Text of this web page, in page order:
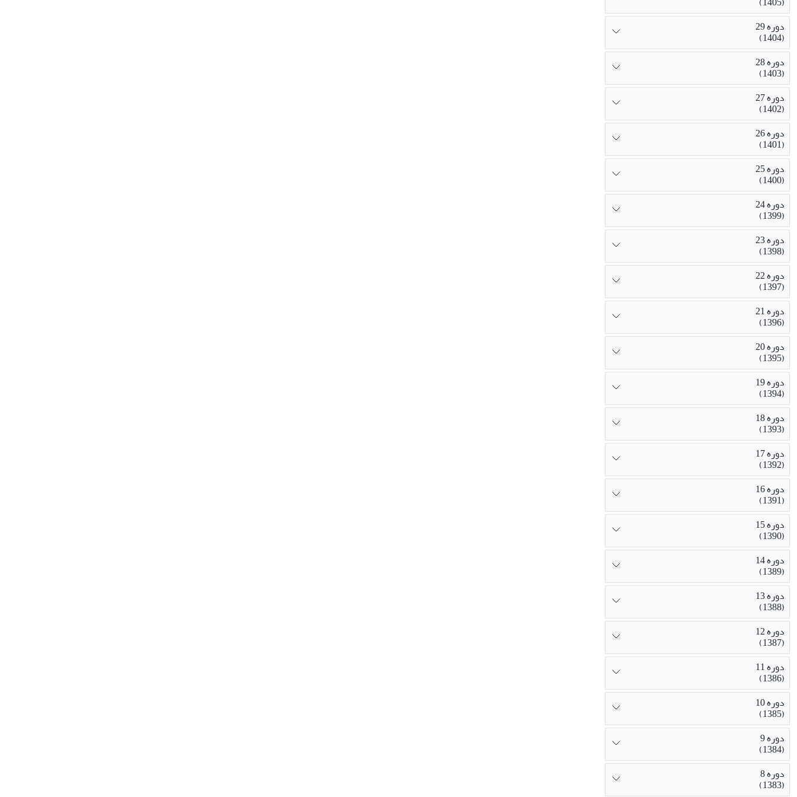
دوره 29
(1404)
دوره 28
(1403)
دوره 27
(1402)
دوره 26
(1401)
دوره 25
(1400)
دوره 24
(1399)
دوره 23
(1398)
دوره 22
(1397)
دوره 21
(1396)
دوره 20
(1395)
دوره 19
(1394)
دوره 18
(1393)
دوره 17
(1392)
دوره 16
(1391)
دوره 15
(1390)
دوره 14
(1389)
دوره 13
(1388)
دوره 12
(1387)
دوره 11
(1386)
دوره 10
(1385)
دوره 9
(1384)
دوره 8
(1383)